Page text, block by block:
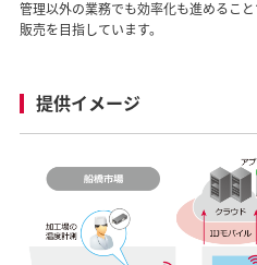
管理以外の業務でも効率化も進めるこ
販売を目指しています。
提供イメージ